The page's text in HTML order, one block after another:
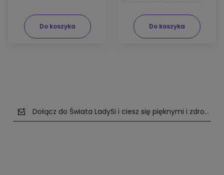
Do koszyka Do koszyka
Dołącz do Świata LadySi i ciesz się pięknymi i